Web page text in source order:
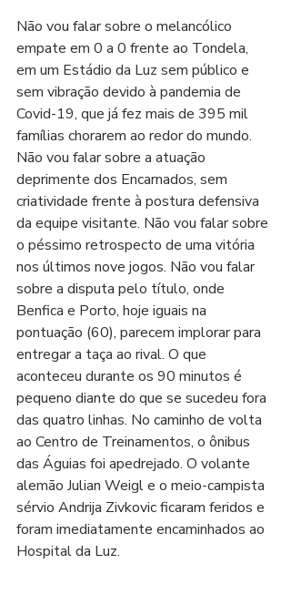
Não vou falar sobre o melancólico
empate em 0 a 0 frente ao Tondela,
em um Estádio da Luz sem público e
sem vibração devido à pandemia de
Covid-19, que já fez mais de 395 mil
famílias chorarem ao redor do mundo.
Não vou falar sobre a atuação
deprimente dos Encarnados, sem
criatividade frente à postura defensiva
da equipe visitante. Não vou falar sobre
o péssimo retrospecto de uma vitória
nos últimos nove jogos. Não vou falar
sobre a disputa pelo título, onde
Benfica e Porto, hoje iguais na
pontuação (60), parecem implorar para
entregar a taça ao rival. O que
aconteceu durante os 90 minutos é
pequeno diante do que se sucedeu fora
das quatro linhas. No caminho de volta
ao Centro de Treinamentos, o ônibus
das Águias foi apedrejado. O volante
alemão Julian Weigl e o meio-campista
sérvio Andrija Zivkovic ficaram feridos e
foram imediatamente encaminhados ao
Hospital da Luz.